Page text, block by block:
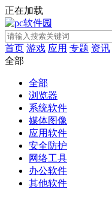
正在加载
首页 游戏 应用 专题 资讯
全部
全部
浏览器
系统软件
媒体图像
应用软件
安全防护
网络工具
办公软件
其他软件